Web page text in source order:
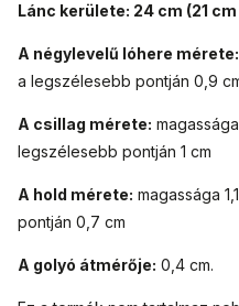
Lánc kerülete: 24 cm (21
A négylevelű lóhere mérete:
a legszélesebb pontján 0,9
A csillag mérete:
legszélesebb pontján 1 cm
A hold mérete: magassága
pontján 0,7 cm
A golyó átmérője: 0,4 cm.